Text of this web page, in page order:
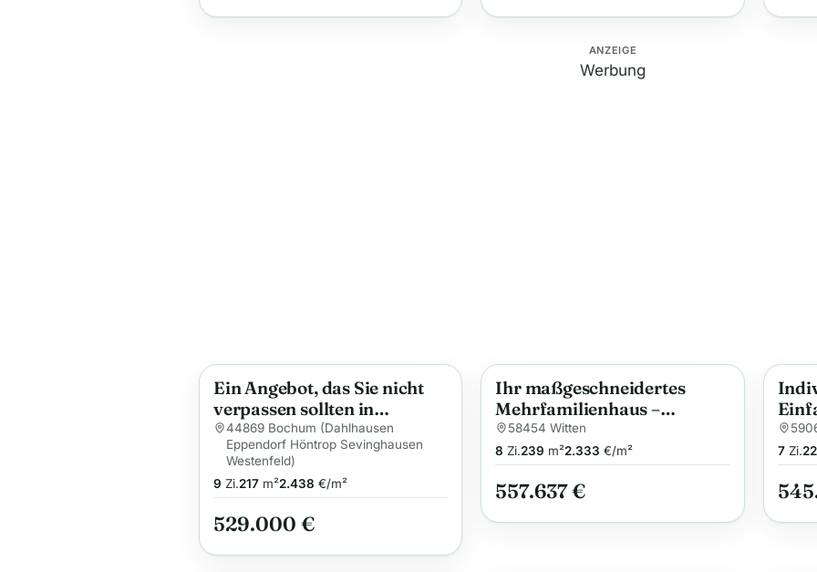
ANZEIGE
Werbung
Anzeige
Ein Angebot, das Sie nicht
verpassen sollten in
Weitmar/ Munscheid
44869 Bochum (Dahlhausen
Eppendorf Höntrop Sevinghausen
Westenfeld)
9 Zi.217 m²2.438 €/m²
529.000 €
Anzeige
Ihr maßgeschneidertes
Mehrfamilienhaus –
Flexibilität trifft auf Qualität
und Nachhaltigkeit
58454 Witten
8 Zi.239 m²2.333 €/m²
557.637 €
Ihre
7Zi.